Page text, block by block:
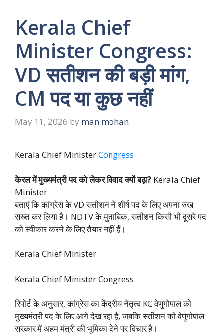
Kerala Chief
Minister Congress:
VD सतीशन की बड़ी मांग,
CM पद या कुछ नहीं
May 11, 2026 by man mohan
Kerala Chief MinisterCongress
केरल में मुख्यमंत्री पद को लेकर विवाद क्यों बढ़ा? Kerala Chief
Minister
बताएं कि कांग्रेस के VD सतीशन ने शीर्ष पद के लिए अपना रुख
सख्त कर लिया है। NDTV के मुताबिक, सतीशन किसी भी दूसरे पद
को स्वीकार करने के लिए तैयार नहीं हैं।
Kerala Chief Minister
Kerala Chief Minister Congress
रिपोर्ट के अनुसार, कांग्रेस का केंद्रीय नेतृत्व KC वेणुगोपाल को
मुख्यमंत्री पद के लिए आगे देख रहा है, जबकि सतीशन को वेणुगोपाल
सरकार में अहम मंत्री की भूमिका देने पर विचार है।